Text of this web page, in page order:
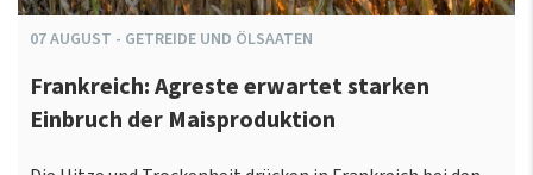
07AUGUST - GETREIDE UND ÖLSAATEN
Frankreich: Agreste erwartet starken
Einbruch der Maisproduktion